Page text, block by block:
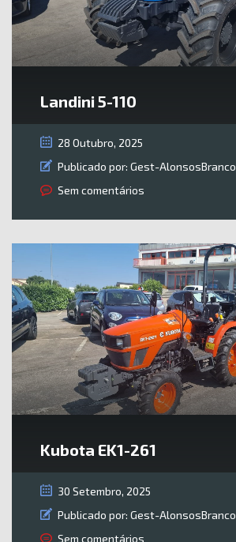
Landini 5-110
28 Outubro, 2025
Publicado por: Gest-AlonsosBranco
Sem comentários
Kubota EK1-261
30 Setembro, 2025
Publicado por: Gest-AlonsosBranco
Sem comentários